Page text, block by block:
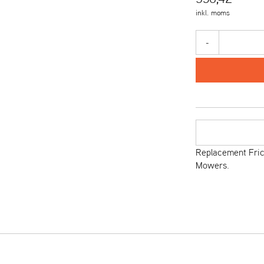
inkl. moms
-
Replacement
Mowers.